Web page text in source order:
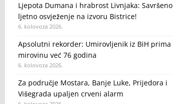
Ljepota Dumana i hrabrost Livnjaka: Savršeno
ljetno osvježenje na izvoru Bistrice!
6. kolovoza 2026.
Apsolutni rekorder: Umirovljenik iz BiH prima
mirovinu već 76 godina
6. kolovoza 2026.
Za područje Mostara, Banje Luke, Prijedora i
Višegrada upaljen crveni alarm